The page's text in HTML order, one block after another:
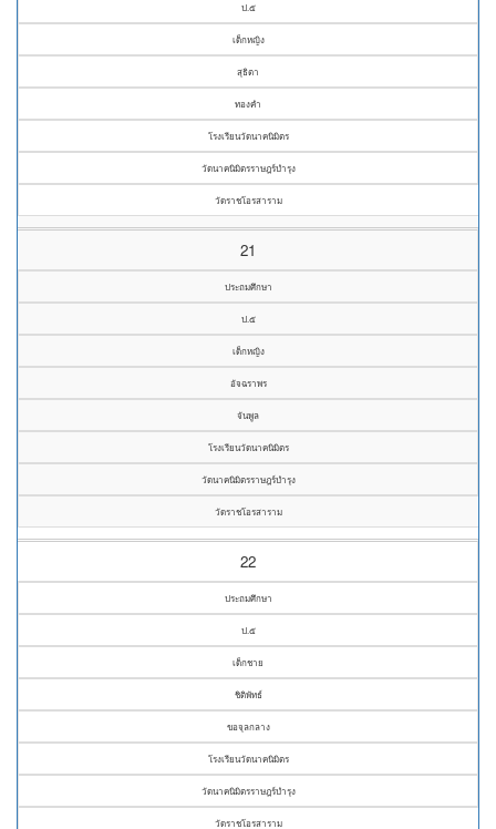
ป.๕
เด็กหญิง
สุธิตา
ทองคำ
โรงเรียนวัดนาคนิมิตร
วัดนาคนิมิตรราษฎร์บำรุง
วัดราชโอรสาราม
21
ประถมศึกษา
ป.๕
เด็กหญิง
อัจฉราพร
จันพูล
โรงเรียนวัดนาคนิมิตร
วัดนาคนิมิตรราษฎร์บำรุง
วัดราชโอรสาราม
22
ประถมศึกษา
ป.๕
เด็กชาย
ชิติพัทธ์
ขอจุลกลาง
โรงเรียนวัดนาคนิมิตร
วัดนาคนิมิตรราษฎร์บำรุง
วัดราชโอรสาราม